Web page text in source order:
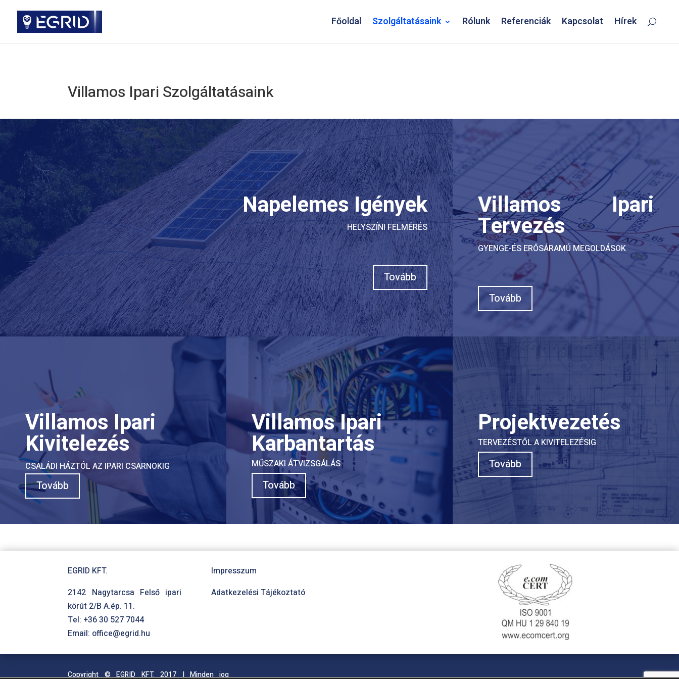
Főoldal Szolgáltatásaink Rólunk Referenciák Kapcsolat Hírek
Villamos Ipari Szolgáltatásaink
Napelemes Igények
HELYSZÍNI FELMÉRÉS
Tovább
Villamos Ipari
Tervezés
GYENGE-ÉS ERŐSÁRAMÚ MEGOLDÁSOK
Tovább
Villamos Ipari
Kivitelezés
CSALÁDI HÁZTÓL AZ IPARI CSARNOKIG
Tovább
Villamos Ipari
Karbantartás
MŰSZAKI ÁTVIZSGÁLÁS
Tovább
Projektvezetés
TERVEZÉSTŐL A KIVITELEZÉSIG
Tovább
EGRID KFT.
2142 Nagytarcsa Felső ipari
körút 2/B A.ép. 11.
Tel: +36 30 527 7044
Email: office@egrid.hu
Impresszum
Adatkezelési Tájékoztató
Copyright © EGRID KFT. 2017 | Minden jog